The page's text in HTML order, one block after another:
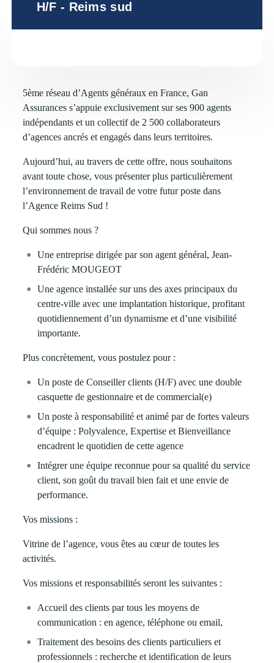
H/F - Reims sud
5ème réseau d’Agents généraux en France, Gan
Assurances s’appuie exclusivement sur ses 900 agents
indépendants et un collectif de 2 500 collaborateurs
d’agences ancrés et engagés dans leurs territoires.
Aujourd’hui, au travers de cette offre, nous souhaitons
avant toute chose, vous présenter plus particulièrement
l’environnement de travail de votre futur poste dans
l’Agence Reims Sud !
Qui sommes nous ?
Une entreprise dirigée par son agent général, Jean-
Frédéric MOUGEOT
Une agence installée sur uns des axes principaux du
centre-ville avec une implantation historique, profitant
quotidiennement d’un dynamisme et d’une visibilité
importante.
Plus concrètement, vous postulez pour :
Un poste de Conseiller clients (H/F)avec une double
casquette de gestionnaire et de commercial(e)
Un poste à responsabilité et animé par de fortes valeurs
d’équipe : Polyvalence, Expertise et Bienveillance
encadrent le quotidien de cette agence
Intégrer une équipe reconnue pour sa qualité du service
client, son goût du travail bien fait et une envie de
performance.
Vos missions :
Vitrine de l’agence, vous êtes au cœur de toutes les
activités.
Vos missions et responsabilités seront les suivantes :
Accueil des clients par tous les moyens de
communication : en agence, téléphone ou email,
Traitement des besoins des clients particuliers et
professionnels : recherche et identification de leurs